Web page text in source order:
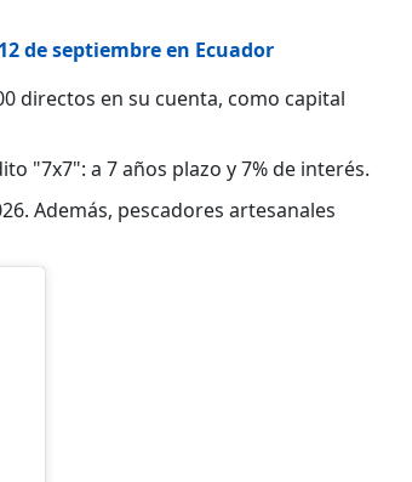
de septiembre en Ecuador
directos en su cuenta, como capital
"7x7": a 7 años plazo y 7% de interés.
Además, pescadores artesanales